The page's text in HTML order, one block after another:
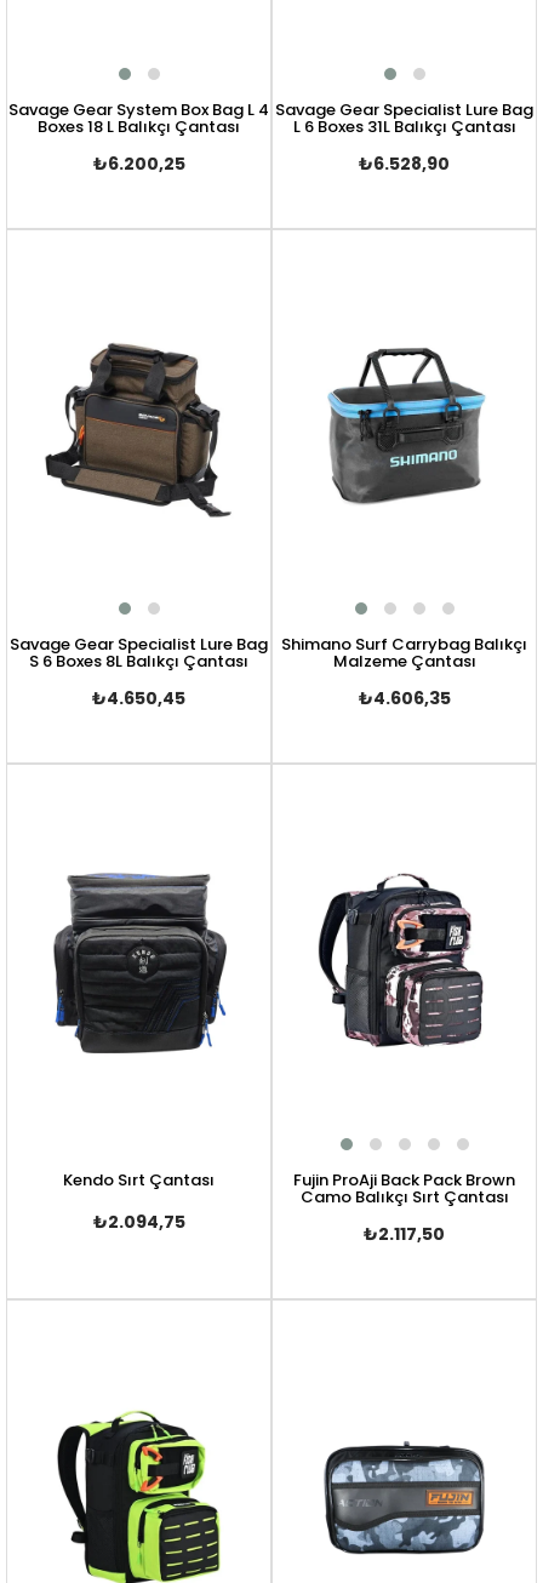
Savage Gear System Box Bag L 4
Boxes 18 L Balıkçı Çantası
₺6.200,25
Savage Gear Specialist Lure Bag
L 6 Boxes 31L Balıkçı Çantası
₺6.528,90
Savage Gear Specialist Lure Bag
S 6 Boxes 8L Balıkçı Çantası
₺4.650,45
Shimano Surf Carrybag Balıkçı
Malzeme Çantası
₺4.606,35
Kendo Sırt Çantası
₺2.094,75
Fujin ProAji Back Pack Brown
Camo Balıkçı Sırt Çantası
₺2.117,50